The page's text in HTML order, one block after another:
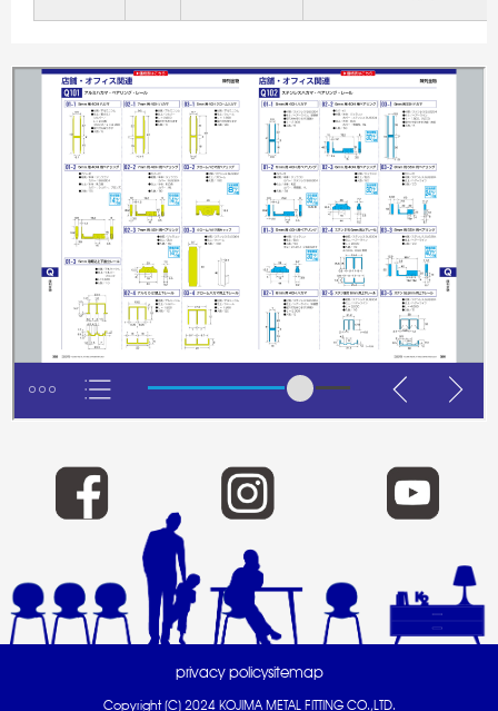
Copyright (C) 2024 KOJIMA METAL FITTING CO.,LTD.
privacy policysitemap